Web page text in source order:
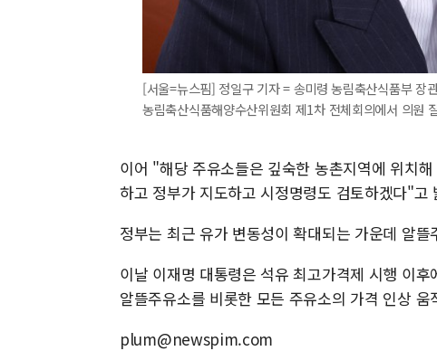
[서울=뉴스핌] 정일구 기자 = 송미령 농림축산식품부
농림축산식품해양수산위원회 제1차 전체회의에서 의
이어 "해당 주유소들은 깊숙한 농촌지역에 위치
하고 정부가 지도하고 시정명령도 검토하겠다"고
정부는 최근 유가 변동성이 확대되는 가운데 알
이날 이재명 대통령은 석유 최고가격제 시행 이
알뜰주유소를 비롯한 모든 주유소의 가격 인상
plum@newspim.com